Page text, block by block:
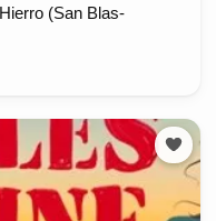
(San Blas-